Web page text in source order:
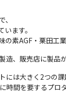
ます。
素AGF・栗田工
、販売店に製
は大きく2つの課
間を要するプロダ